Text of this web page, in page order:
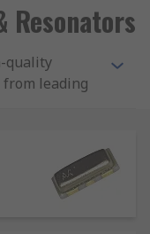
Resonators
quality
leading